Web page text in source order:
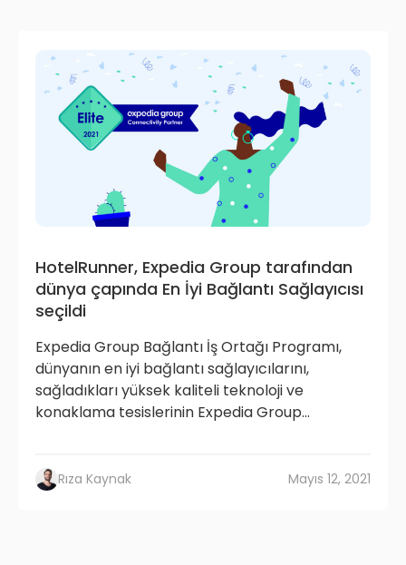
HotelRunner, Expedia Group tarafından
dünya çapında En İyi Bağlantı Sağlayıcısı
seçildi
Expedia Group Bağlantı İş Ortağı Programı,
dünyanın en iyi bağlantı sağlayıcılarını,
sağladıkları yüksek kaliteli teknoloji ve
konaklama tesislerinin Expedia Group...
Rıza Kaynak Mayıs 12, 2021